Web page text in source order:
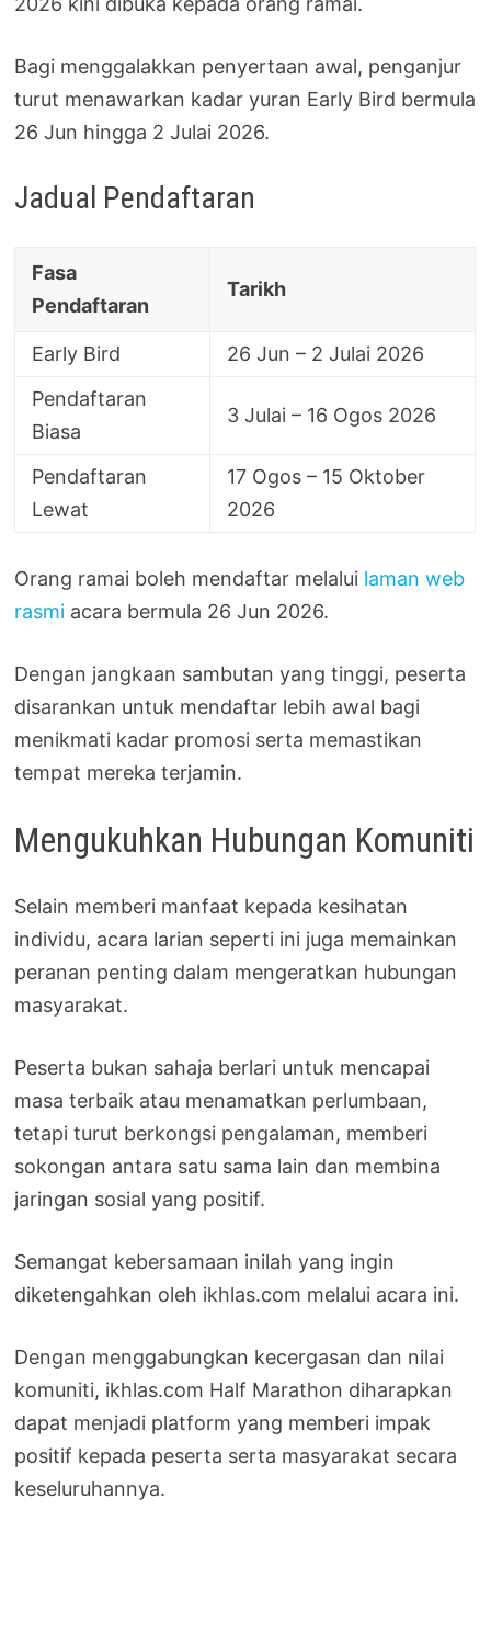
Bagi menggalakkan penyertaan awal, penganjur
turut menawarkan kadar yuran Early Bird bermula
26 Jun hingga 2 Julai 2026.
Jadual Pendaftaran
Fasa
Pendaftaran
Tarikh
Early Bird
26 Jun – 2 Julai 2026
Pendaftaran
Biasa
3 Julai – 16 Ogos 2026
Pendaftaran
Lewat
17 Ogos – 15 Oktober
2026
Orang ramai boleh mendaftar melalui laman web
rasmi acara bermula 26 Jun 2026.
Dengan jangkaan sambutan yang tinggi, peserta
disarankan untuk mendaftar lebih awal bagi
menikmati kadar promosi serta memastikan
tempat mereka terjamin.
Mengukuhkan Hubungan Komuniti
Selain memberi manfaat kepada kesihatan
individu, acara larian seperti ini juga memainkan
peranan penting dalam mengeratkan hubungan
masyarakat.
Peserta bukan sahaja berlari untuk mencapai
masa terbaik atau menamatkan perlumbaan,
tetapi turut berkongsi pengalaman, memberi
sokongan antara satu sama lain dan membina
jaringan sosial yang positif.
Semangat kebersamaan inilah yang ingin
diketengahkan oleh ikhlas.com melalui acara ini.
Dengan menggabungkan kecergasan dan nilai
komuniti, ikhlas.com Half Marathon diharapkan
dapat menjadi platform yang memberi impak
positif kepada peserta serta masyarakat secara
keseluruhannya.